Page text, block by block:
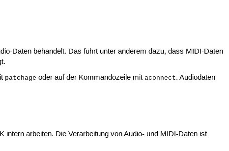
Daten behandelt. Das führt unter anderem dazu, dass MIDI-Daten
patchage oder auf der Kommandozeile mitaconnect. Audiodaten
arbeiten. Die Verarbeitung von Audio- und MIDI-Daten ist